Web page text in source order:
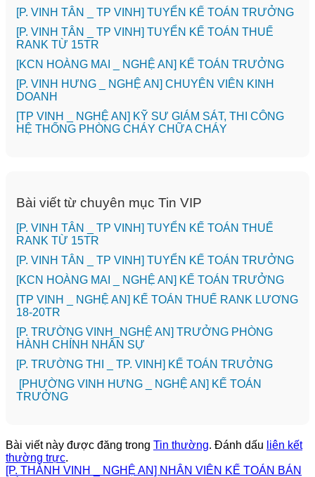
[P. VINH TÂN _ TP VINH] TUYỂN KẾ TOÁN TRƯỞNG
[P. VINH TÂN _ TP VINH] TUYỂN KẾ TOÁN THUẾ
RANK TỪ 15TR
️[KCN HOÀNG MAI _ NGHỆ AN] KẾ TOÁN TRƯỞNG
️[P. VINH HƯNG _ NGHỆ AN] CHUYÊN VIÊN KINH
DOANH
[TP VINH _ NGHỆ AN] KỸ SƯ GIÁM SÁT, THI CÔNG
HỆ THỐNG PHÒNG CHÁY CHỮA CHÁY
Bài viết từ chuyên mục Tin VIP
[P. VINH TÂN _ TP VINH] TUYỂN KẾ TOÁN THUẾ
RANK TỪ 15TR
[P. VINH TÂN _ TP VINH] TUYỂN KẾ TOÁN TRƯỞNG
️[KCN HOÀNG MAI _ NGHỆ AN] KẾ TOÁN TRƯỞNG
[TP VINH _ NGHỆ AN] KẾ TOÁN THUẾ RANK LƯƠNG
18-20TR
[P. TRƯỜNG VINH_NGHỆ AN] TRƯỞNG PHÒNG
HÀNH CHÍNH NHÂN SỰ
️[P. TRƯỜNG THI _ TP. VINH] KẾ TOÁN TRƯỞNG
[PHƯỜNG VINH HƯNG _ NGHỆ AN] KẾ TOÁN
TRƯỞNG
Bài viết này được đăng trong Tin thường. Đánh dấu liên kết
thường trực.
[P. THÀNH VINH _ NGHỆ AN] NHÂN VIÊN KẾ TOÁN BÁN